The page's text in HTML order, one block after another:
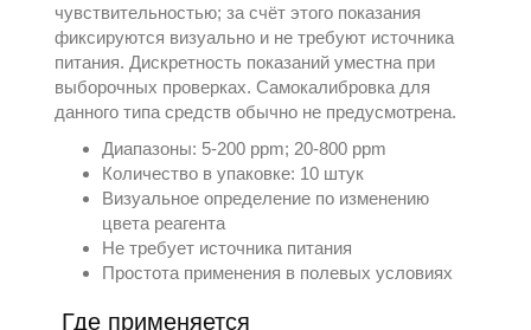
чувствительностью; за счёт этого показания
фиксируются визуально и не требуют источника
питания. Дискретность показаний уместна при
выборочных проверках. Самокалибровка для
данного типа средств обычно не предусмотрена.
Диапазоны: 5-200 ppm; 20-800 ppm
Количество в упаковке: 10 штук
Визуальное определение по изменению
цвета реагента
Не требует источника питания
Простота применения в полевых условиях
Где применяется